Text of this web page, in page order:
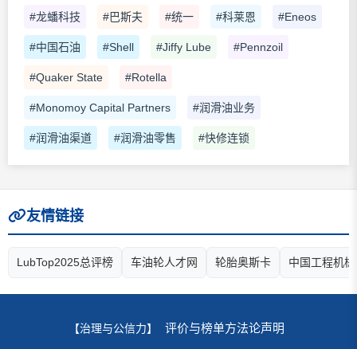
#龙蟠科技 #巴斯夫 #统一 #科莱恩 #Eneos
#中国石油 #Shell #Jiffy Lube #Pennzoil
#Quaker State #Rotella
#Monomoy Capital Partners #润滑油业务
#润滑油渠道 #润滑油零售 #快修连锁
友情链接
LubTop2025总评榜 车油轮人才网 轮胎奥斯卡 中国工程机
【治理与公信力】 评价与榜单方法论声明